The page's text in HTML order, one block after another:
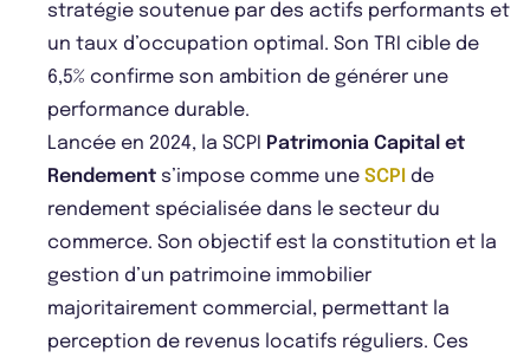
stratégie soutenue par des actifs performants et
un taux d’occupation optimal. Son TRI cible de
6,5% confirme son ambition de générer une
performance durable.
Lancée en 2024, la SCPI Patrimonia Capital et
Rendement s’impose comme une SCPI de
rendement spécialisée dans le secteur du
commerce. Son objectif est la constitution et la
gestion d’un patrimoine immobilier
majoritairement commercial, permettant la
perception de revenus locatifs réguliers. Ces